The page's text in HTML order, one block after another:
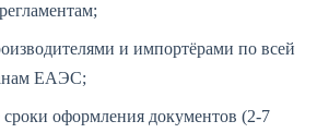
и импортёрами по всей
ЕАЭС;
оформления документов (2-7